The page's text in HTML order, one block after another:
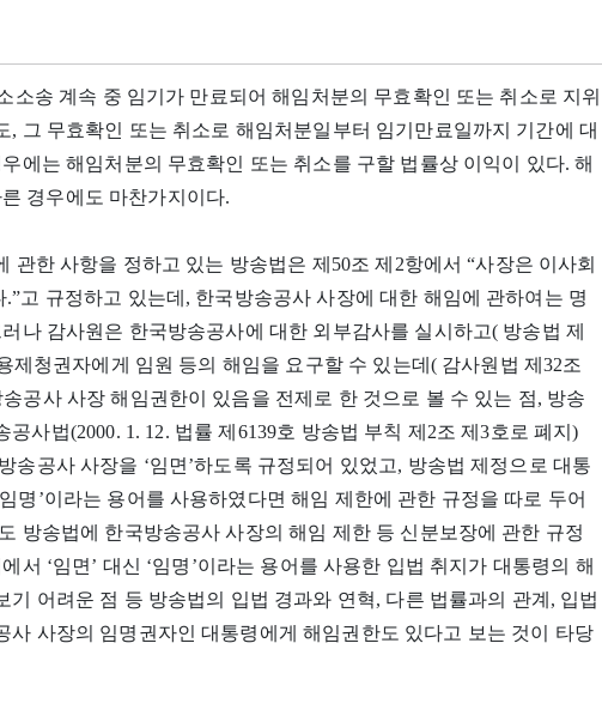
소송 계속 중 임기가 만료되어 해임처분의 무효확인 또는 취소로 지위
, 그 무효확인 또는 취소로 해임처분일부터 임기만료일까지 기간에 대
에는 해임처분의 무효확인 또는 취소를 구할 법률상 이익이 있다. 해
경우에도 마찬가지이다.
관한 사항을 정하고 있는 방송법은 제50조 제2항에서 “사장은 이사회
고 규정하고 있는데, 한국방송공사 사장에 대한 해임에 관하여는 명
나 감사원은 한국방송공사에 대한 외부감사를 실시하고( 방송법 제
제청권자에게 임원 등의 해임을 요구할 수 있는데( 감사원법 제32조
공사 사장 해임권한이 있음을 전제로 한 것으로 볼 수 있는 점, 방송
사법(2000. 1. 12. 법률 제6139호 방송법 부칙 제2조 제3호로 폐지)
송공사 사장을 ‘임면’하도록 규정되어 있었고, 방송법 제정으로 대통
명’이라는 용어를 사용하였다면 해임 제한에 관한 규정을 따로 두어
방송법에 한국방송공사 사장의 해임 제한 등 신분보장에 관한 규정
서 ‘임면’ 대신 ‘임명’이라는 용어를 사용한 입법 취지가 대통령의 해
기 어려운 점 등 방송법의 입법 경과와 연혁, 다른 법률과의 관계, 입법
사 사장의 임명권자인 대통령에게 해임권한도 있다고 보는 것이 타당